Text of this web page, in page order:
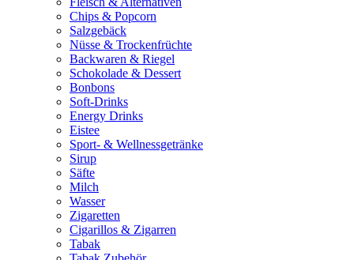
Chips & Popcorn
Salzgebäck
Nüsse & Trockenfrüchte
Backwaren & Riegel
Schokolade & Dessert
Bonbons
Soft-Drinks
Energy Drinks
Eistee
Sport- & Wellnessgetränke
Sirup
Säfte
Milch
Wasser
Zigaretten
Cigarillos & Zigarren
Tabak